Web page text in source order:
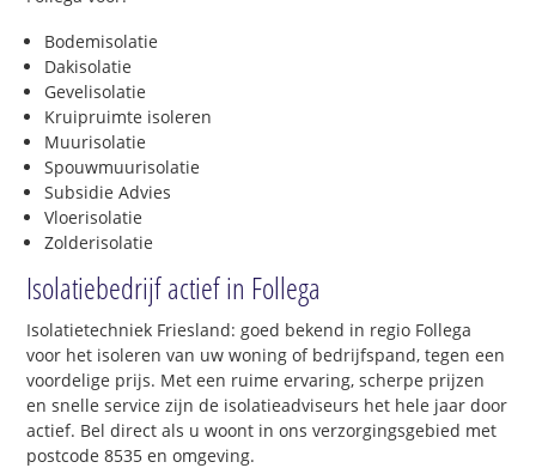
Bodemisolatie
Dakisolatie
Gevelisolatie
Kruipruimte isoleren
Muurisolatie
Spouwmuurisolatie
Subsidie Advies
Vloerisolatie
Zolderisolatie
Isolatiebedrijf actief in Follega
Isolatietechniek Friesland: goed bekend in regio Follega
voor het isoleren van uw woning of bedrijfspand, tegen een
voordelige prijs. Met een ruime ervaring, scherpe prijzen
en snelle service zijn de isolatieadviseurs het hele jaar door
actief. Bel direct als u woont in ons verzorgingsgebied met
postcode 8535 en omgeving.